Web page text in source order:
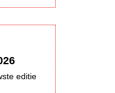
editie